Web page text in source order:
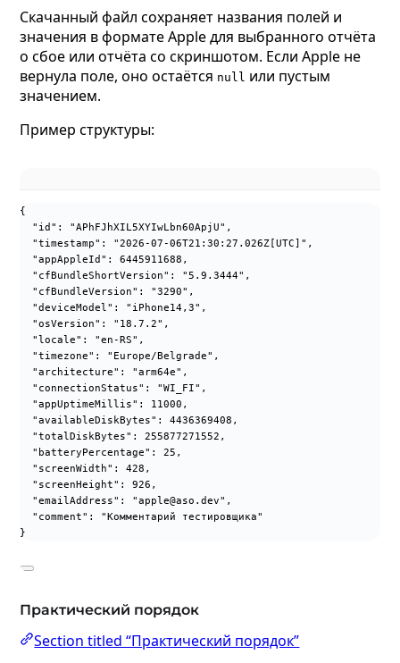
Скачанный файл сохраняет названия полей и
значения в формате Apple для выбранного отчёта
о сбое или отчёта со скриншотом. Если Apple не
вернула поле, оно остаётся null или пустым
значением.
Пример структуры:
{
"id" : "APhFJhXIL5XYIwLbn60ApjU" ,
"timestamp" : "2026-07-06T21:30:27.026Z[UTC] " ,
"appAppleId" : 6445911688 ,
"cfBundleShortVersion" : "5.9.3444" ,
"cfBundleVersion" : "3290" ,
"deviceModel" : " iPhone14,3" ,
"osVersion" : " 18.7.2" ,
"locale" : "en-RS" ,
"timezone" : " Europe/Belgrade" ,
"architecture" : "arm64e" ,
"connectionStatus" : "WI_FI" ,
"appUptimeMillis" : 11000 ,
"availableDiskBytes" : 4436369408 ,
"totalDiskBytes" : 255877271552 ,
"batteryPercentage" : 25 ,
"screenWidth" : 428 ,
"screenHeight" : 926 ,
"emailAddress" : "apple@aso.dev" ,
"comment" : "Комментарий тестировщика"
}
Практический порядок
Section titled “Практический порядок”